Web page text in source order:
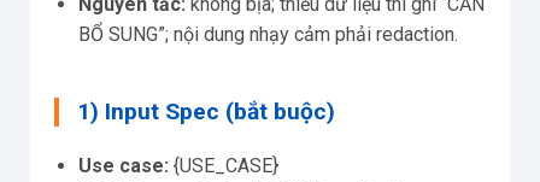
BỔ SUNG”; nội dung nhạy cảm phải redaction.
1) Input Spec (bắt buộc)
Use case: {USE_CASE}